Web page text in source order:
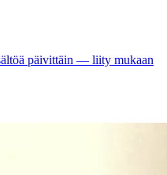
päivittäin — liity mukaan